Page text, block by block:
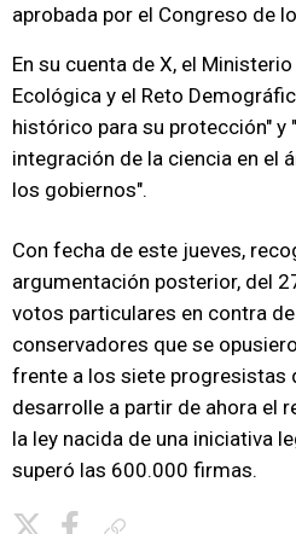
aprobada por el Congreso de
En su cuenta de X, el
Ecológica y el Reto
histórico para su protección" y
integración de la ciencia en el
los gobiernos".
Con fecha de este jueves,
argumentación posterior, del
votos particulares en contra
conservadores que se
frente a los siete progresistas
desarrolle a partir de ahora el
la ley nacida de una iniciativa
superó las 600.000 firmas.